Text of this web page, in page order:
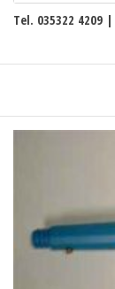
Tel. 035322